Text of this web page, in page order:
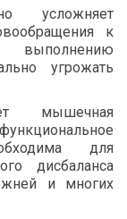
усложняет
к
выполнению
угрожать
мышечная
для
дисбаланса
и многих